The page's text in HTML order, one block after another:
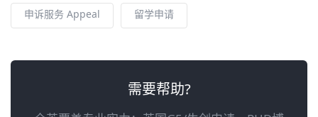
申诉服务 Appeal 留学申请
需要帮助?